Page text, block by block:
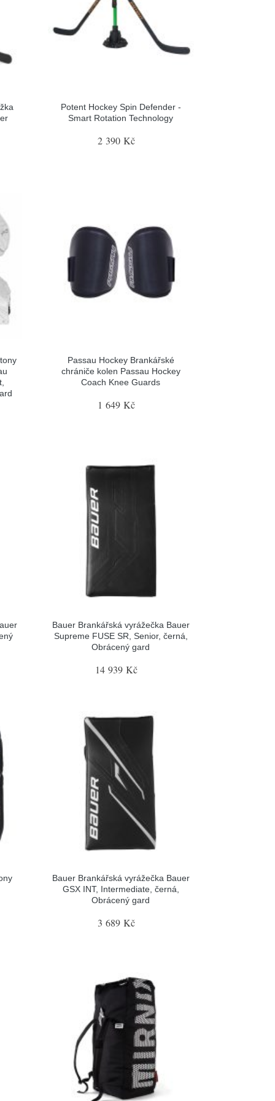
Potent Hockey Spin Defender -
Smart Rotation Technology
2 390 Kč
Passau Hockey Brankářské
chrániče kolen Passau Hockey
Coach Knee Guards
1 649 Kč
Bauer Brankářská vyrážečka Bauer
Supreme FUSE SR, Senior, černá,
Obrácený gard
14 939 Kč
Bauer Brankářská vyrážečka Bauer
GSX INT, Intermediate, černá,
Obrácený gard
3 689 Kč